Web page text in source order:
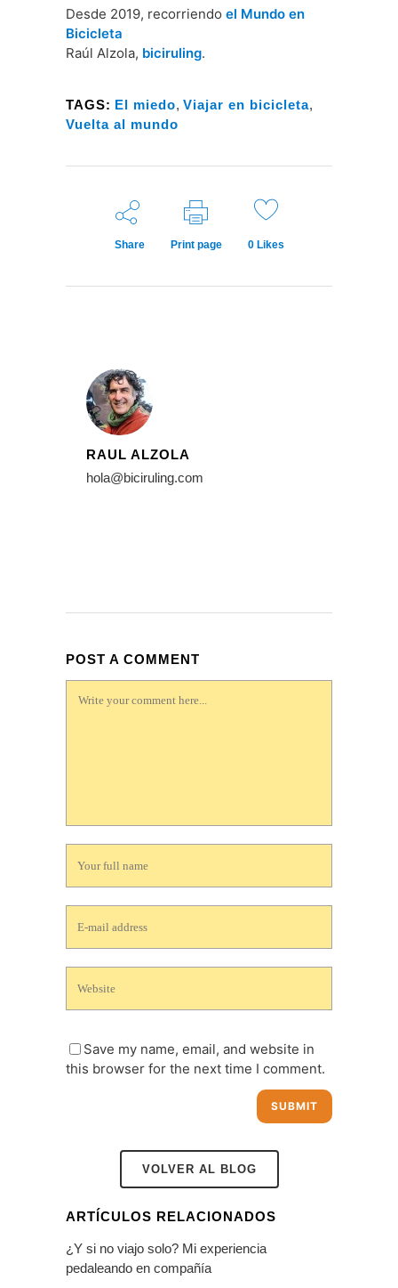
Desde 2019, recorriendo el Mundo en
Bicicleta
Raúl Alzola, biciruling.
TAGS: El miedo, Viajar en bicicleta,
Vuelta al mundo
Share Print page 0Likes
RAUL ALZOLA
hola@biciruling.com
POST A COMMENT
Save my name, email, and website in
this browser for the next time I comment.
VOLVER AL BLOG
ARTÍCULOS RELACIONADOS
¿Y si no viajo solo? Mi experiencia
pedaleando en compañía